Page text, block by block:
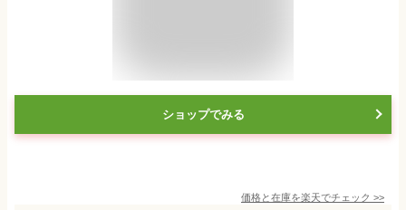
ショップでみる
価格と在庫を楽天でチェック >>